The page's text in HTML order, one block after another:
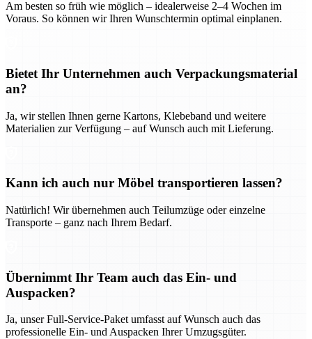
Am besten so früh wie möglich – idealerweise 2–4 Wochen im
Voraus. So können wir Ihren Wunschtermin optimal einplanen.
Bietet Ihr Unternehmen auch Verpackungsmaterial
an?
Ja, wir stellen Ihnen gerne Kartons, Klebeband und weitere
Materialien zur Verfügung – auf Wunsch auch mit Lieferung.
Kann ich auch nur Möbel transportieren lassen?
Natürlich! Wir übernehmen auch Teilumzüge oder einzelne
Transporte – ganz nach Ihrem Bedarf.
Übernimmt Ihr Team auch das Ein- und
Auspacken?
Ja, unser Full-Service-Paket umfasst auf Wunsch auch das
professionelle Ein- und Auspacken Ihrer Umzugsgüter.